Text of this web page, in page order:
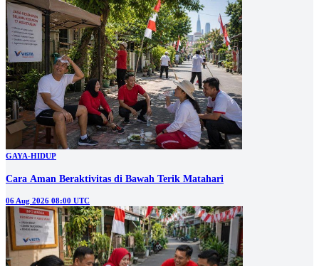
GAYA-HIDUP
Cara Aman Beraktivitas di Bawah Terik Matahari
06 Aug 2026 08:00 UTC